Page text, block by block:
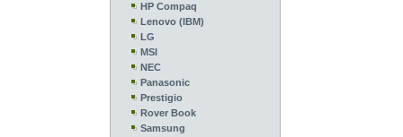
HP Compaq
Lenovo (IBM)
LG
MSI
NEC
Panasonic
Prestigio
Rover Book
Samsung